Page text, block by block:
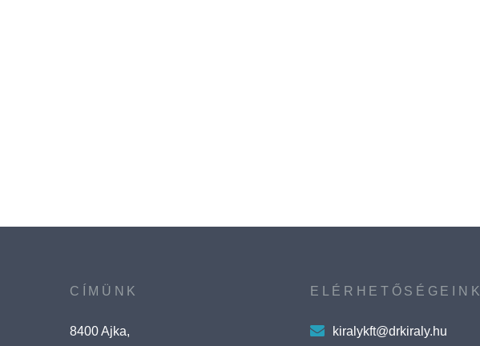
CÍMÜNK
8400 Ajka,
ELÉRHETŐSÉGEINK
kiralykft@drkiraly.hu